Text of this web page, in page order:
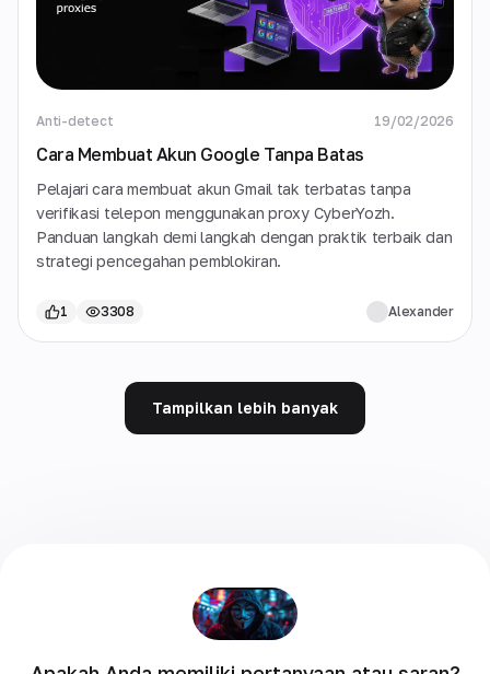
Anti-detect 19/02/2026
Cara Membuat Akun Google Tanpa Batas
Pelajari cara membuat akun Gmail tak terbatas tanpa
verifikasi telepon menggunakan proxy CyberYozh.
Panduan langkah demi langkah dengan praktik terbaik dan
strategi pencegahan pemblokiran.
1 3308 Alexander
Tampilkan lebih banyak